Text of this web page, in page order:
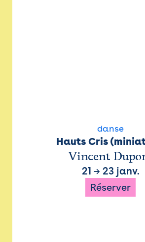
danse
Hauts Cris
Vincent
21 → 23 janv.
Réserver